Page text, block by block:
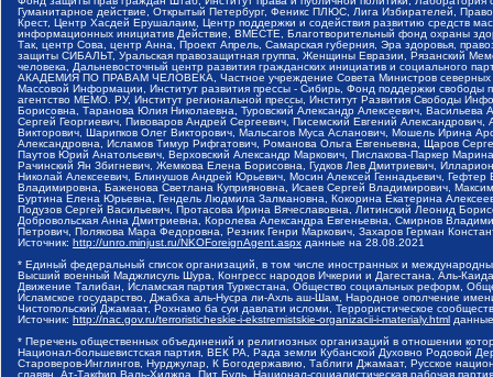
Гуманитарное действие, Открытый Петербург, Феникс ПЛЮС, Лига Избирателей,
Крест, Центр Хасдей Ерушалаим, Центр поддержки и содействия развитию средств
информационных инициатив Действие, ВМЕСТЕ, Благотворительный фонд охраны
Так, центр Сова, центр Анна, Проект Апрель, Самарская губерния, Эра здоровья,
защиты СИБАЛЬТ, Уральская правозащитная группа, Женщины Евразии, Рязанский
человека, Дальневосточный центр развития гражданских инициатив и социального
АКАДЕМИЯ ПО ПРАВАМ ЧЕЛОВЕКА, Частное учреждение Совета Министров северных
Массовой Информации, Институт развития прессы - Сибирь, Фонд поддержки
агентство МЕМО. РУ, Институт региональной прессы, Институт Развития Свободы
Борисовна, Таранова Юлия Николаевна, Туровский Александр Алексеевич,
Сергей Георгиевич, Пивоваров Андрей Сергеевич, Писемский Евгений
Викторович, Шарипков Олег Викторович, Мальсагов Муса Асланович, Мошель Ирина
Александровна, Исламов Тимур Рифгатович, Романова Ольга Евгеньевна, Щаров
Паутов Юрий Анатольевич, Верховский Александр Маркович, Пислакова-Паркер
Рачинский Ян Збигневич, Жемкова Елена Борисовна, Гудков Лев Дмитриевич,
Николай Алексеевич, Блинушов Андрей Юрьевич, Мосин Алексей Геннадьевич,
Владимировна, Баженова Светлана Куприяновна, Исаев Сергей Владимирович,
Буртина Елена Юрьевна, Гендель Людмила Залмановна, Кокорина Екатерина
Подузов Сергей Васильевич, Протасова Ирина Вячеславовна, Литинский Леонид
Добровольская Анна Дмитриевна, Королева Александра Евгеньевна, Смирнов
Петрович, Полякова Мара Федоровна, Резник Генри Маркович, Захаров Герман
Источник: http://unro.minjust.ru/NKOForeignAgent.aspx данные на 28.08.2021
* Единый федеральный список организаций, в том числе иностранных и
Высший военный Маджлисуль Шура, Конгресс народов Ичкерии и Дагестана, Аль-
Движение Талибан, Исламская партия Туркестана, Общество социальных реформ,
Исламское государство, Джабха аль-Нусра ли-Ахль аш-Шам, Народное ополчение
Чистопольский Джамаат, Рохнамо ба суи давлати исломи, Террористическое
Источник: http://nac.gov.ru/terroristicheskie-i-ekstremistskie-organizacii-i-materialy.html
* Перечень общественных объединений и религиозных организаций в отношении
Национал-большевистская партия, ВЕК РА, Рада земли Кубанской Духовно Родовой
Староверов-Инглингов, Нурджулар, К Богодержавию, Таблиги Джамаат, Русское
славян, Ат-Такфир Валь-Хиджра, Пит Буль, Национал-социалистическая рабочая